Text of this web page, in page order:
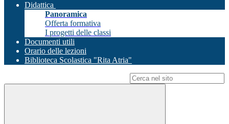
Didattica
Panoramica
Offerta formativa
I progetti delle classi
Documenti utili
Orario delle lezioni
Biblioteca Scolastica "Rita Atria"